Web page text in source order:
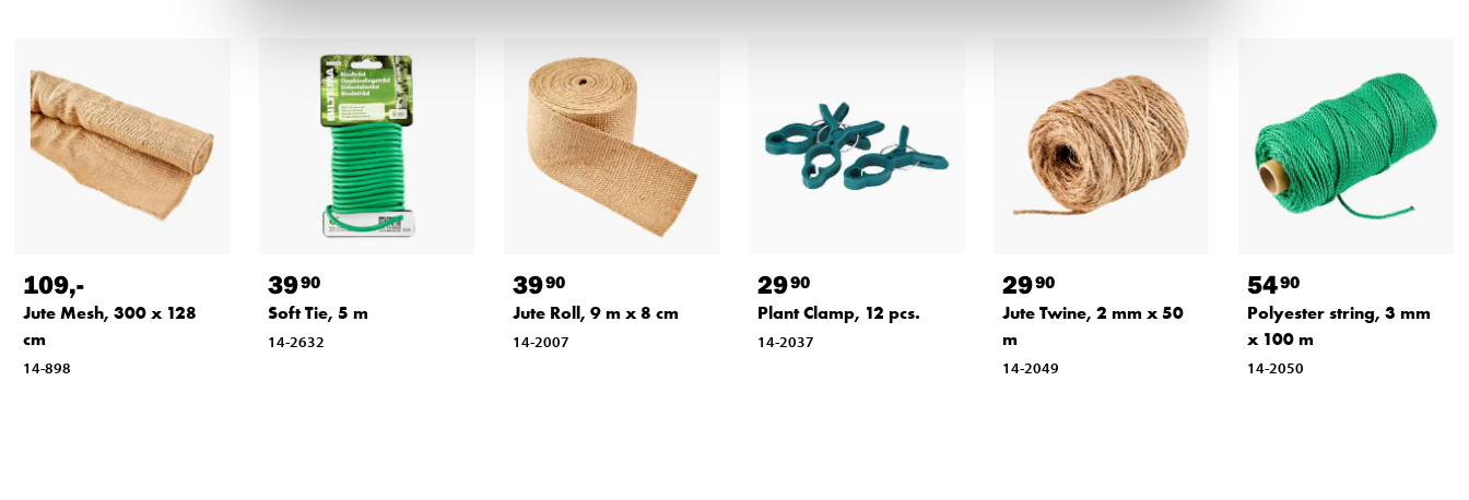
109,-
Jute Mesh, 300 x 128
cm
14-898
3990
Soft Tie, 5 m
14-2632
3990
Jute Roll, 9 m x 8 cm
14-2007
2990
Plant Clamp, 12 pcs.
14-2037
2990
Jute Twine, 2 mm x 50
m
14-2049
5490
Polyester string, 3 mm
x 100 m
14-2050